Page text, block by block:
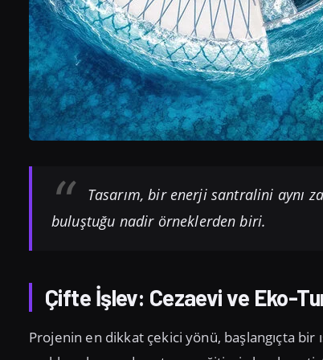
Tasarım, bir enerji santralini aynı
buluştuğu nadir örneklerden biri.
Çifte İşlev: Cezaevi ve Eko-
Projenin en dikkat çekici yönü, başlangıçta